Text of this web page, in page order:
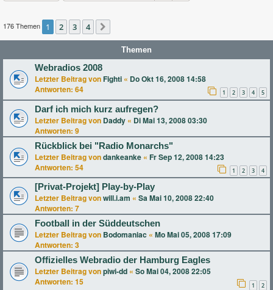
176 Themen 1 2 3 4
Themen
Webradios 2008
Letzter Beitrag von Fighti « Do Okt 16, 2008 14:58
Antworten: 64 1 2 3 4 5
Darf ich mich kurz aufregen?
Letzter Beitrag von Daddy « Di Mai 13, 2008 03:30
Antworten: 9
Rückblick bei "Radio Monarchs"
Letzter Beitrag vondankeanke « Fr Sep 12, 2008 14:23
Antworten: 54 1 2 3 4
[Privat-Projekt] Play-by-Play
Letzter Beitrag vonwill.i.am « Sa Mai 10, 2008 22:40
Antworten: 7
Football in der Süddeutschen
Letzter Beitrag von Bodomaniac « Mo Mai 05, 2008 17:09
Antworten: 3
Offizielles Webradio der Hamburg Eagles
Letzter Beitrag vonpiwi-dd « So Mai 04, 2008 22:05
Antworten: 15 1 2